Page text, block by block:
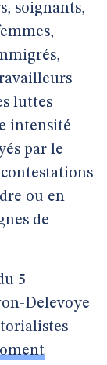
soignants,
luttes
intensité
par le
ou en
de
5
Delevoye